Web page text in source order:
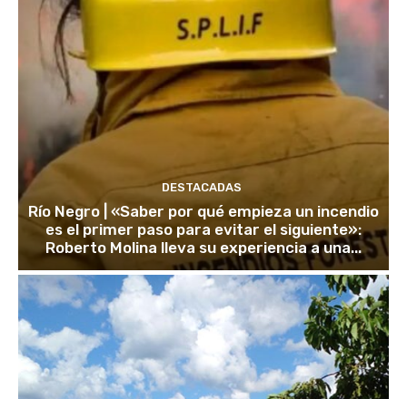
DESTACADAS
Río Negro | «Saber por qué empieza un incendio
es el primer paso para evitar el siguiente»:
Roberto Molina lleva su experiencia a una...